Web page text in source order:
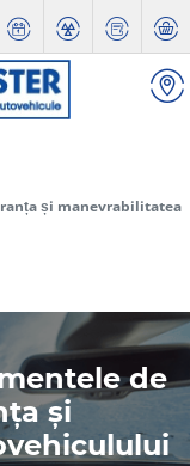
și manevrabilitatea
de
și